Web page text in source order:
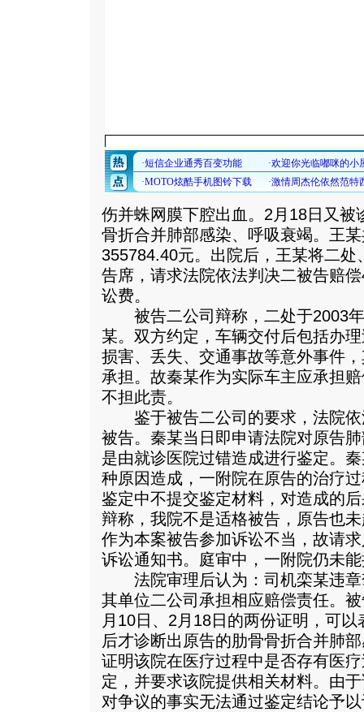
伤并蛛网膜下腔出血。2月18日又被
骨折合并肺部感染、呼吸衰竭。王
355784.40元。出院后，王某将二
告席，请求法院依法判决二被告赔
讼费。
被告二公司辩称，二处于2003年
某。双方约定，车辆交付后包括办
损害、丢失、交通事故等意外事件
承担。故秦某作为实际车主应承担
不担此责。
鉴于被告二公司的要求，法院依
被告。秦某当日即申请法院对原告
是由就诊医院过错造成进行鉴定。
种原因造成，一附院在原告的治疗
鉴定中不提交鉴定材料，对造成的
辩称，我院不是适格被告，原告也
作为本案被告参加诉讼不当，故请
诉讼通知书。庭审中，一附院仍未
法院审理后认为：司机栾某违章
其单位二公司承担相应赔偿责任。
月10日、2月18日的两份证明，可
后才诊断出原告的肋骨骨折合并肺
证明该院在医疗过程中是否存有医
定，并要求该院提供相关材料。由
对争议的事实无法通过鉴定结论予